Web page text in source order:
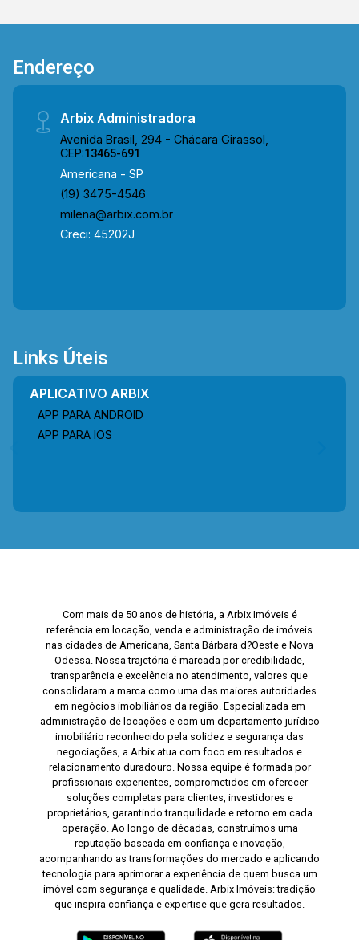
praticidade e facilidade no dia a dia. Entre em
contato com a equipe da Arbix Imóveis e
agende a sua visita!! WhatsApp e Telefone: 19
3475-4546 ARBIX IMÓVEIS - Presente em cada
mudança!
Endereço
Arbix Administradora
Avenida Brasil, 294 - Chácara Girassol,
CEP:13465-691
Americana - SP
(19) 3475-4546
milena@arbix.com.br
Creci: 45202J
Links Úteis
APLICATIVO ARBIX
APP PARA ANDROID
APP PARA IOS
Com mais de 50 anos de história, a Arbix Imóveis é
referência em locação, venda e administração de imóveis
nas cidades de Americana, Santa Bárbara d?Oeste e Nova
Odessa. Nossa trajetória é marcada por credibilidade,
transparência e excelência no atendimento, valores que
consolidaram a marca como uma das maiores autoridades
em negócios imobiliários da região. Especializada em
administração de locações e com um departamento jurídico
imobiliário reconhecido pela solidez e segurança das
negociações, a Arbix atua com foco em resultados e
relacionamento duradouro. Nossa equipe é formada por
profissionais experientes, comprometidos em oferecer
soluções completas para clientes, investidores e
proprietários, garantindo tranquilidade e retorno em cada
operação. Ao longo de décadas, construímos uma
reputação baseada em confiança e inovação,
acompanhando as transformações do mercado e aplicando
tecnologia para aprimorar a experiência de quem busca um
imóvel com segurança e qualidade. Arbix Imóveis: tradição
que inspira confiança e expertise que gera resultados.